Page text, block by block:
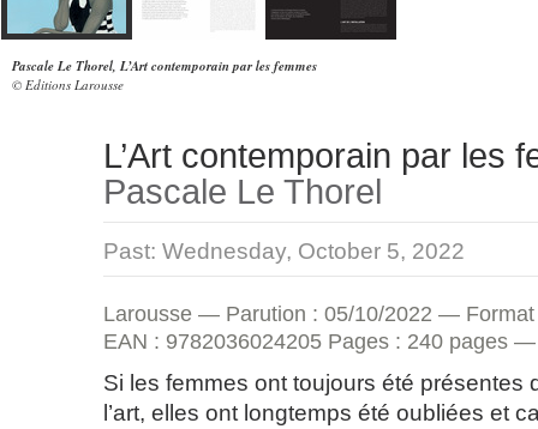
Pascale Le Thorel, L’Art contemporain par les femmes
© Editions Larousse
L’Art contemporain par les
Pascale Le Thorel
Past: Wednesday, October 5, 2022
Larousse — Parution : 05/10/2022 — Format
EAN : 9782036024205 Pages : 240 pages
Si les femmes ont toujours été présentes
l’art, elles ont longtemps été oubliées et